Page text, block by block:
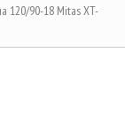
120/90-18 Mitas XT-